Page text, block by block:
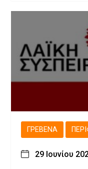
ΓΡΕΒΕΝΆ
29 Ιουνίου